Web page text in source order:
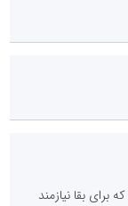
بقا نیازمند